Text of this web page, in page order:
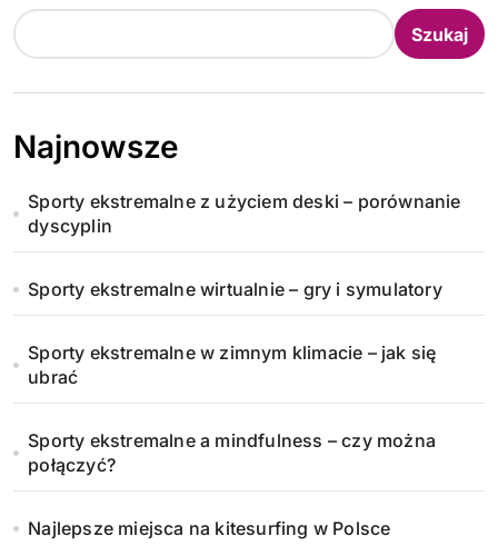
Szukaj
Najnowsze
Sporty ekstremalne z użyciem deski – porównanie
dyscyplin
Sporty ekstremalne wirtualnie – gry i symulatory
Sporty ekstremalne w zimnym klimacie – jak się
ubrać
Sporty ekstremalne a mindfulness – czy można
połączyć?
Najlepsze miejsca na kitesurfing w Polsce